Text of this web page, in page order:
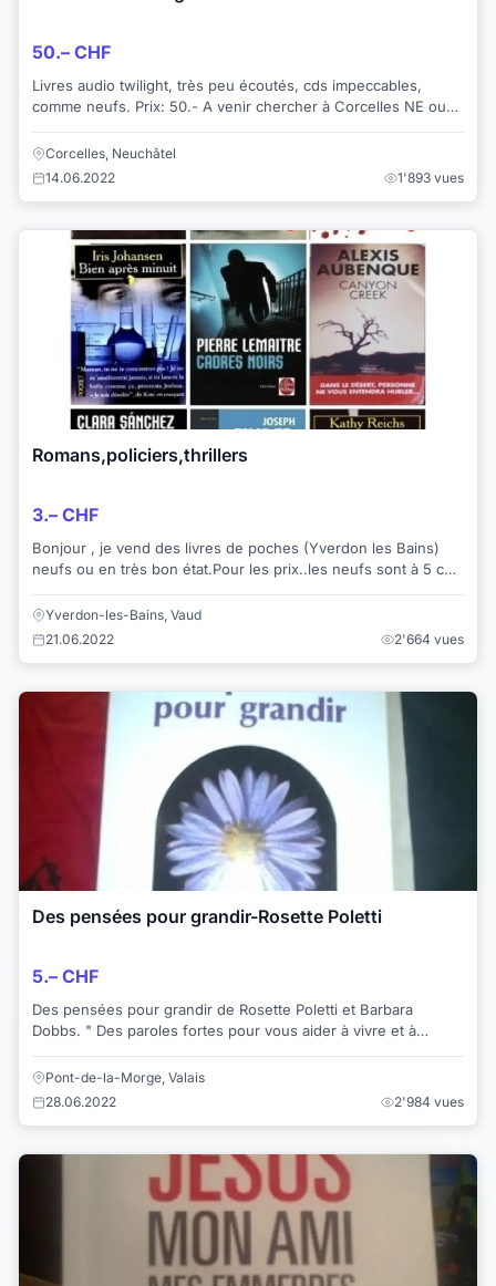
50.– CHF
Livres audio twilight, très peu écoutés, cds impeccables,
comme neufs. Prix: 50.- A venir chercher à Corcelles NE ou
Corcelles, Neuchâtel
14.06.2022
1'893 vues
Romans,policiers,thrillers
3.– CHF
Bonjour , je vend des livres de poches (Yverdon les Bains)
neufs ou en très bon état.Pour les prix..les neufs sont à 5 chf
Yverdon-les-Bains, Vaud
21.06.2022
2'664 vues
Des pensées pour grandir-Rosette Poletti
5.– CHF
Des pensées pour grandir de Rosette Poletti et Barbara
Dobbs. " Des paroles fortes pour vous aider à vivre et à
Pont-de-la-Morge, Valais
28.06.2022
2'984 vues